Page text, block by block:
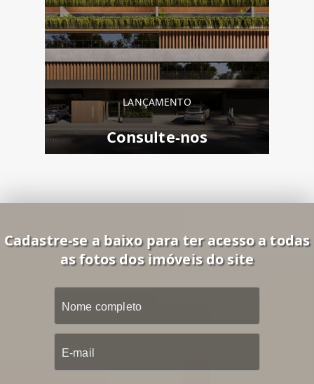
LANÇAMENTO
Consulte-nos
Cadastre-se a baixo para ter acesso a todas
as fotos dos imóveis do site